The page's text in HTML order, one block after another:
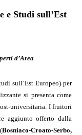
e Studi sull’Est
d’Area
sull’Est Europeo) per
si presenta come
universitaria. I fruitori
aggiunto offerto dalla
Bosniaco-Croato-Serbo,